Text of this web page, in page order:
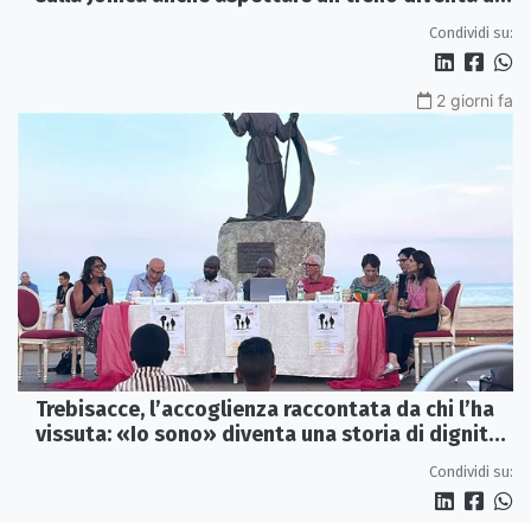
Condividi su:
2 giorni fa
Trebisacce, l’accoglienza raccontata da chi l’ha
vissuta: «Io sono» diventa una storia di dignità
Condividi su: